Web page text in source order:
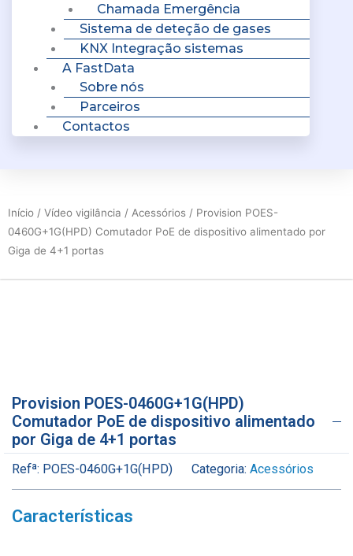
Chamada Emergência
Sistema de deteção de gases
KNX Integração sistemas
A FastData
Sobre nós
Parceiros
Contactos
Início / Vídeo vigilância / Acessórios / Provision POES-
0460G+1G(HPD) Comutador PoE de dispositivo alimentado por
Giga de 4+1 portas
Provision POES-0460G+1G(HPD)
Comutador PoE de dispositivo alimentado
por Giga de 4+1 portas
Refª: POES-0460G+1G(HPD) Categoria: Acessórios
Características